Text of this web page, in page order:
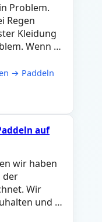
Problem.
Regen
Kleidung
Wenn …
→ Paddeln
auf
wir haben
der
Wir
und …